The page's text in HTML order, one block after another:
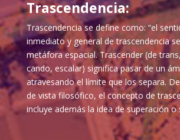
Trascendencia:
Trascendencia se define como: “el
inmediato y general de trascendencia
metáfora espacial. Trascender (de
cando, escalar) significa pasar de un
atravesando el límite que los separa.
de vista filosófico, el concepto de
incluye además la idea de superación o